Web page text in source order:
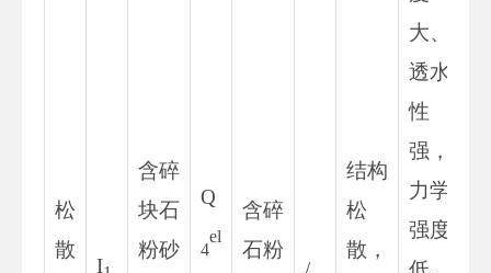
松
散
I
含碎
块石
粉砂
Q
4
el
含碎
石粉
结构
松
散，
大、
透水
性
强，
力学
强度